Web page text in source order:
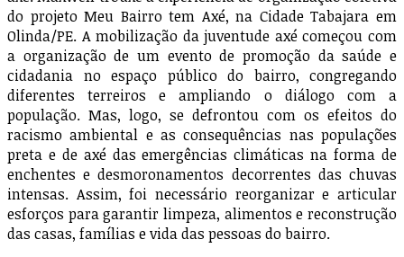
do projeto Meu Bairro tem Axé, na Cidade Tabajara em
Olinda/PE. A mobilização da juventude axé começou com
a organização de um evento de promoção da saúde e
cidadania no espaço público do bairro, congregando
diferentes terreiros e ampliando o diálogo com a
população. Mas, logo, se defrontou com os efeitos do
racismo ambiental e as consequências nas populações
preta e de axé das emergências climáticas na forma de
enchentes e desmoronamentos decorrentes das chuvas
intensas. Assim, foi necessário reorganizar e articular
esforços para garantir limpeza, alimentos e reconstrução
das casas, famílias e vida das pessoas do bairro.